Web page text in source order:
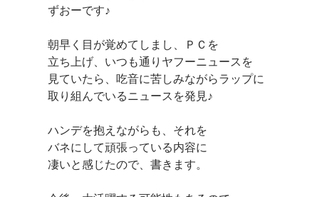
ずおーです♪
朝早く目が覚めてしまし、ＰＣを
立ち上げ、いつも通りヤフーニュースを
見ていたら、吃音に苦しみながらラップに
取り組んでいるニュースを発見♪
ハンデを抱えながらも、それを
バネにして頑張っている内容に
凄いと感じたので、書きます。